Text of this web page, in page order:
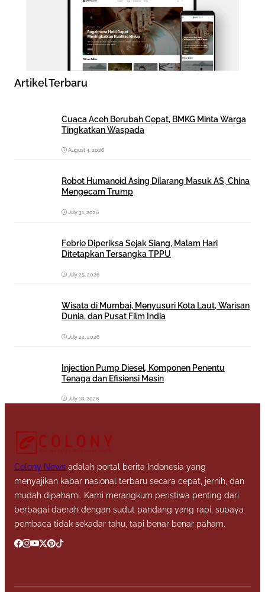
Artikel Terbaru
Cuaca Aceh Berubah Cepat, BMKG Minta Warga
Tingkatkan Waspada
August 4, 2026
Robot Humanoid Asing Dilarang Masuk AS, China
Mengecam Trump
July 31, 2026
Febrie Diperiksa Sejak Siang, Malam Hari
Ditetapkan Tersangka TPPU
July 25, 2026
Wisata di Mumbai, Menyusuri Kota Laut, Warisan
Dunia, dan Pusat Film India
July 22, 2026
Injection Pump Diesel, Komponen Penentu
Tenaga dan Efisiensi Mesin
July 18, 2026
Colony News adalah portal berita Indonesia yang
menyajikan kabar nasional terbaru secara cepat, jernih, dan
mudah dipahami. Kami merangkum peristiwa penting dari
berbagai daerah dengan sudut pandang yang rapi, supaya
pembaca tidak sekadar tahu, tapi benar benar paham.